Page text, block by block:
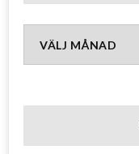
Arkiv